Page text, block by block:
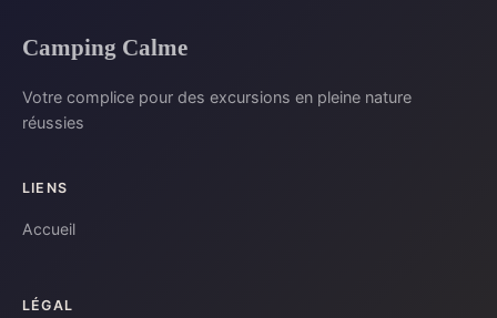
Camping Calme
Votre complice pour des excursions en pleine nature
réussies
LIENS
Accueil
LÉGAL